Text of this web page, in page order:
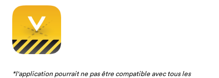
*l'application pourrait ne pas être compatible avec tous les